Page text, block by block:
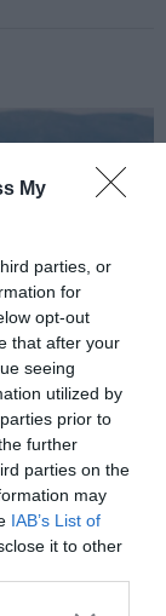
My
parties, or
for
opt-out
that after your
seeing
utilized by
prior to
further
parties on the
may
IAB’s List of
it to other
Ελλάδας,
TAQA​​